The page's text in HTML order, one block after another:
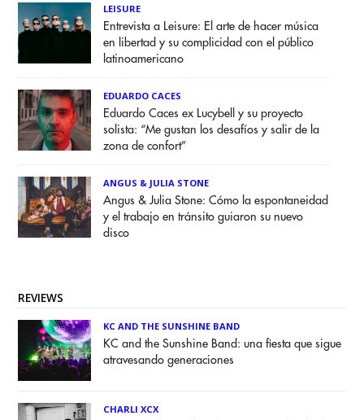
LEISURE
Entrevista a Leisure: El arte de hacer música
en libertad y su complicidad con el público
latinoamericano
EDUARDO CACES
Eduardo Caces ex Lucybell y su proyecto
solista: “Me gustan los desafíos y salir de la
zona de confort”
ANGUS & JULIA STONE
Angus & Julia Stone: Cómo la espontaneidad
y el trabajo en tránsito guiaron su nuevo
disco
REVIEWS
KC AND THE SUNSHINE BAND
KC and the Sunshine Band: una fiesta que sigue
atravesando generaciones
CHARLI XCX